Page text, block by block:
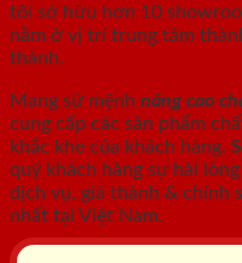
tôi sở hữu hơn 10
nằm ở vị trí trung tâm
thành.
Mang sứ mệnh nâng cao
cung cấp các sản phẩm
khắc khe của khách hàng.
quý khách hàng sự hài
dịch vụ, giá thành & chính
nhất tại Việt Nam.